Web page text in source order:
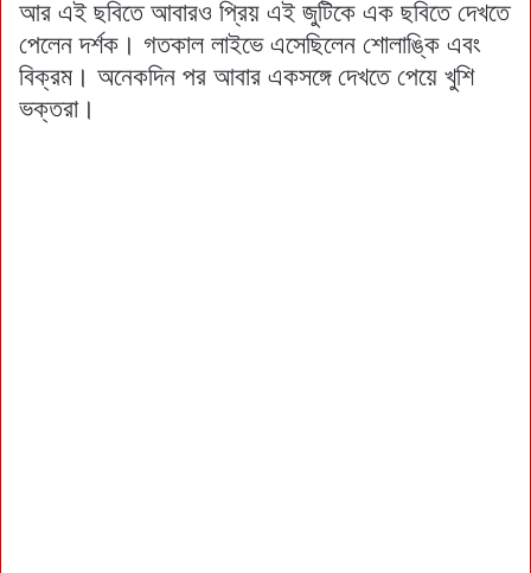
আর এই ছবিতে আবারও প্রিয় এই জুটিকে এক ছবিতে দেখতে
পেলেন দর্শক। গতকাল লাইভে এসেছিলেন শোলাঙ্কি এবং
বিক্রম। অনেকদিন পর আবার একসঙ্গে দেখতে পেয়ে খুশি
ভক্তরা।